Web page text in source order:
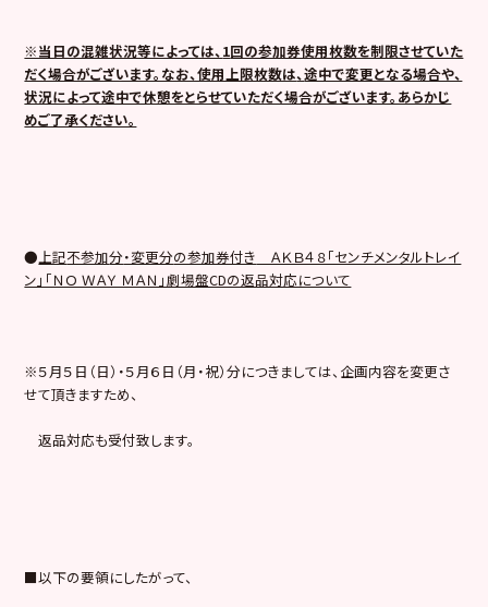
※当日の混雑状況等によっては、 1回の参加券使用枚数を制限させていた
だく場合がございます。なお、使用上限枚数は、途中で変更となる場合や、
状況によって途中で休憩をとらせていただく場合がございます。あらかじ
めご了承ください。
● 上記不参加分・変更分の参加券付き ＡＫＢ４８「センチメンタルトレイ
ン」「ＮＯ ＷＡＹ ＭＡＮ」劇場盤CDの返品対応について
※５月５日（日）・５月６日（月・祝）分につきましては、企画内容を変更さ
せて頂きますため、
返品対応も受付致します。
■以下の要領にしたがって、